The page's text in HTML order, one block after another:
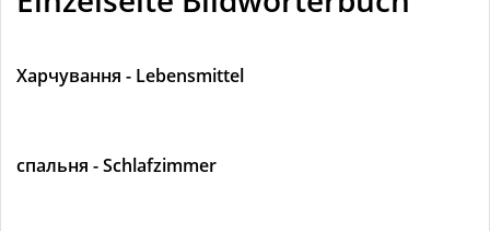
Харчування - Lebensmittel
спальня - Schlafzimmer